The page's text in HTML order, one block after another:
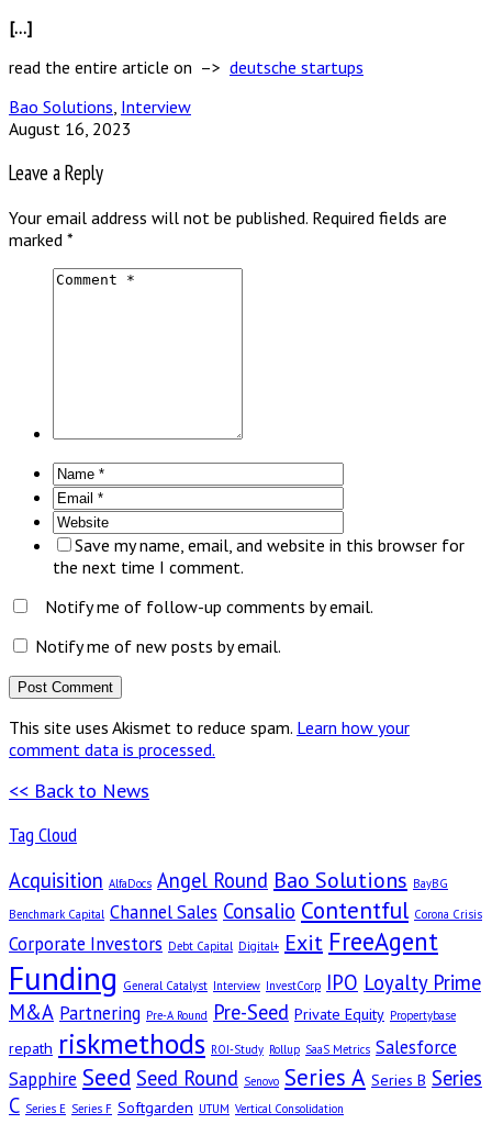
[…]
read the entire article on –> deutsche startups
Bao Solutions Interview
August 16, 2023
Leave a Reply
Your email address will not be published. Required fields are
marked *
Save my name, email, and website in this browser for
the next time I comment.
Notify me of follow-up comments by email.
Notify me of new posts by email.
This site uses Akismet to reduce spam. Learn how your
comment data is processed.
<< Back to News
Tag Cloud
Acquisition AlfaDocs Angel Round Bao Solutions BayBG
Benchmark Capital Channel Sales Consalio Contentful Corona Crisis
Corporate Investors Debt Capital Digital+ Exit FreeAgent
Funding General Catalyst Interview InvestCorp IPO Loyalty Prime
M&A Partnering Pre-A Round Pre-Seed Private Equity Propertybase
repath riskmethods ROI-Study Rollup SaaS Metrics Salesforce
Sapphire Seed Seed Round Senovo Series A Series B Series
C Series E Series F Softgarden UTUM Vertical Consolidation